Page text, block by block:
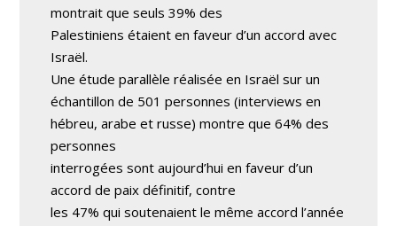
montrait que seuls 39% des
Palestiniens étaient en faveur d’un accord avec
Israël.
Une étude parallèle réalisée en Israël sur un
échantillon de 501 personnes (interviews en
hébreu, arabe et russe) montre que 64% des
personnes
interrogées sont aujourd’hui en faveur d’un
accord de paix définitif, contre
les 47% qui soutenaient le même accord l’année